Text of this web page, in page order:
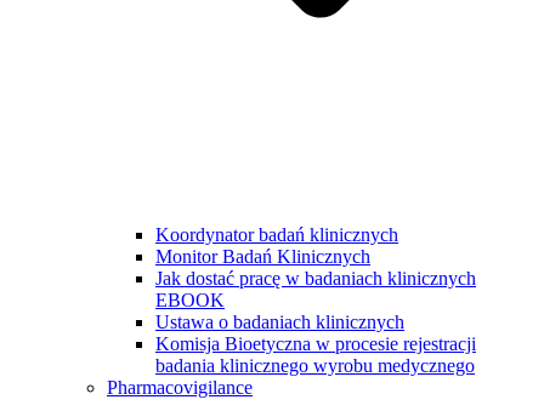
Koordynator badań klinicznych
Monitor Badań Klinicznych
Jak dostać pracę w badaniach klinicznych
EBOOK
Ustawa o badaniach klinicznych
Komisja Bioetyczna w procesie rejestracji
badania klinicznego wyrobu medycznego
Pharmacovigilance